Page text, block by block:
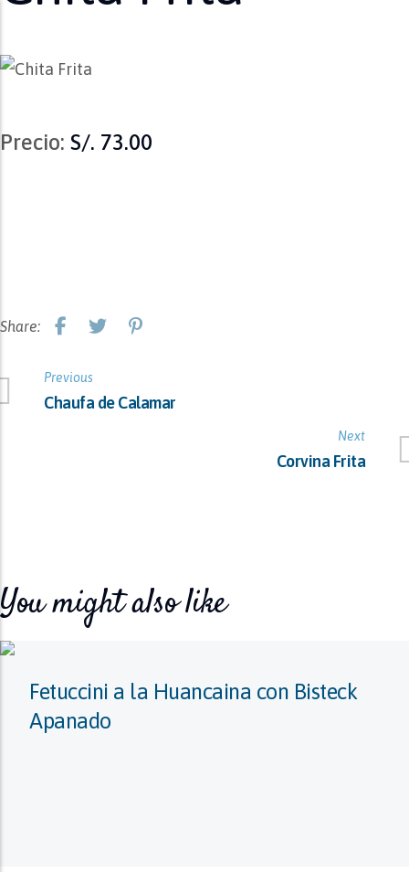
Precio: S/. 73.00
Share:
Previous
Chaufa de Calamar
Next
Corvina Frita
You might also like
Fetuccini a la Huancaina con Bisteck
Apanado